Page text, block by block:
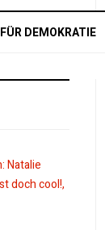
FÜR DEMOKRATIE